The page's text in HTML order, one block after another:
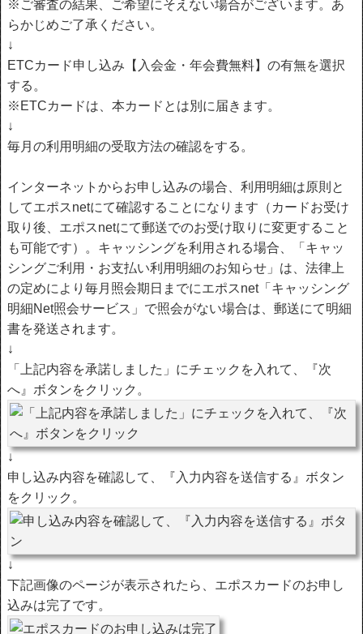
※ご審査の結果、ご希望にそえない場合がございます。あ
らかじめご了承ください。
↓
ETCカード申し込み【入会金・年会費無料】の有無を選択
する。
※ETCカードは、本カードとは別に届きます。
↓
毎月の利用明細の受取方法の確認をする。
インターネットからお申し込みの場合、利用明細は原則と
してエポスnetにて確認することになります（カードお受け
取り後、エポスnetにて郵送でのお受け取りに変更すること
も可能です）。キャッシングを利用される場合、「キャッ
シングご利用・お支払い利用明細のお知らせ」は、法律上
の定めにより毎月照会期日までにエポスnet「キャッシング
明細Net照会サービス」で照会がない場合は、郵送にて明細
書を発送されます。
↓
「上記内容を承諾しました」にチェックを入れて、『次
へ』ボタンをクリック。
↓
申し込み内容を確認して、『入力内容を送信する』ボタン
をクリック。
↓
下記画像のページが表示されたら、エポスカードのお申し
込みは完了です。